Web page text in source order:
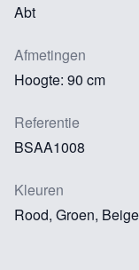
Abt
Afmetingen
Hoogte: 90 cm
Referentie
BSAA1008
Kleuren
Rood, Groen,